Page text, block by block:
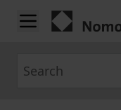
Skip to Content